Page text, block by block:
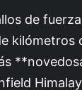
de
kilómetros